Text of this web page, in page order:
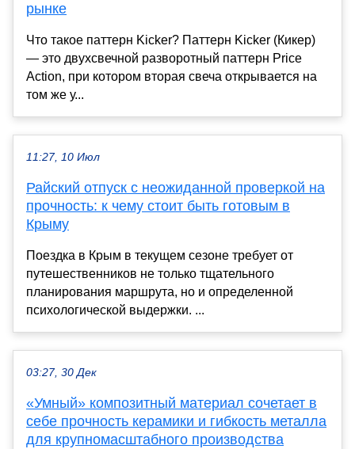
рынке
Что такое паттерн Kicker? Паттерн Kicker (Кикер)
— это двухсвечной разворотный паттерн Price
Action, при котором вторая свеча открывается на
том же у...
11:27, 10 Июл
Райский отпуск с неожиданной проверкой на
прочность: к чему стоит быть готовым в
Крыму
Поездка в Крым в текущем сезоне требует от
путешественников не только тщательного
планирования маршрута, но и определенной
психологической выдержки. ...
03:27, 30 Дек
«Умный» композитный материал сочетает в
себе прочность керамики и гибкость металла
для крупномасштабного производства